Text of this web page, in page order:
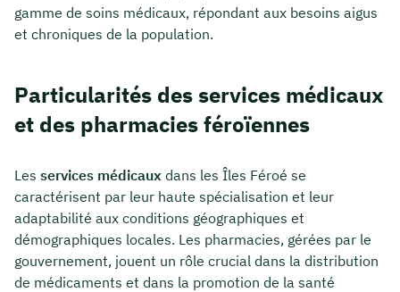
gamme de soins médicaux, répondant aux besoins aigus
et chroniques de la population.
Particularités des services médicaux
et des pharmacies féroïennes
Les services médicaux dans les Îles Féroé se
caractérisent par leur haute spécialisation et leur
adaptabilité aux conditions géographiques et
démographiques locales. Les pharmacies, gérées par le
gouvernement, jouent un rôle crucial dans la distribution
de médicaments et dans la promotion de la santé